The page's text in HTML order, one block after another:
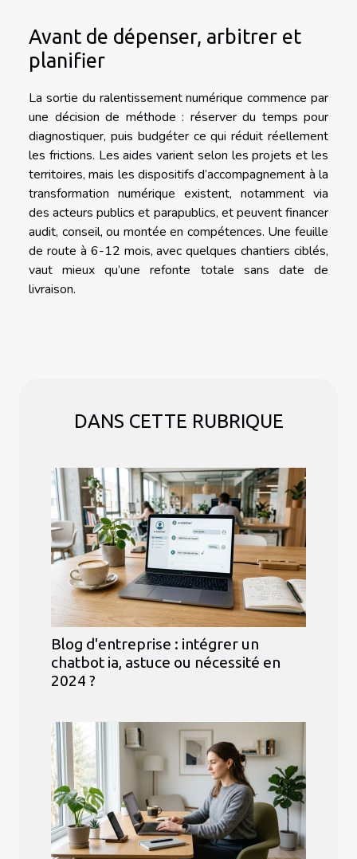
Avant de dépenser, arbitrer et
planifier
La sortie du ralentissement numérique commence par
une décision de méthode : réserver du temps pour
diagnostiquer, puis budgéter ce qui réduit réellement
les frictions. Les aides varient selon les projets et les
territoires, mais les dispositifs d’accompagnement à la
transformation numérique existent, notamment via
des acteurs publics et parapublics, et peuvent financer
audit, conseil, ou montée en compétences. Une feuille
de route à 6-12 mois, avec quelques chantiers ciblés,
vaut mieux qu’une refonte totale sans date de
livraison.
DANS CETTE RUBRIQUE
Blog d'entreprise : intégrer un
chatbot ia, astuce ou nécessité en
2024 ?